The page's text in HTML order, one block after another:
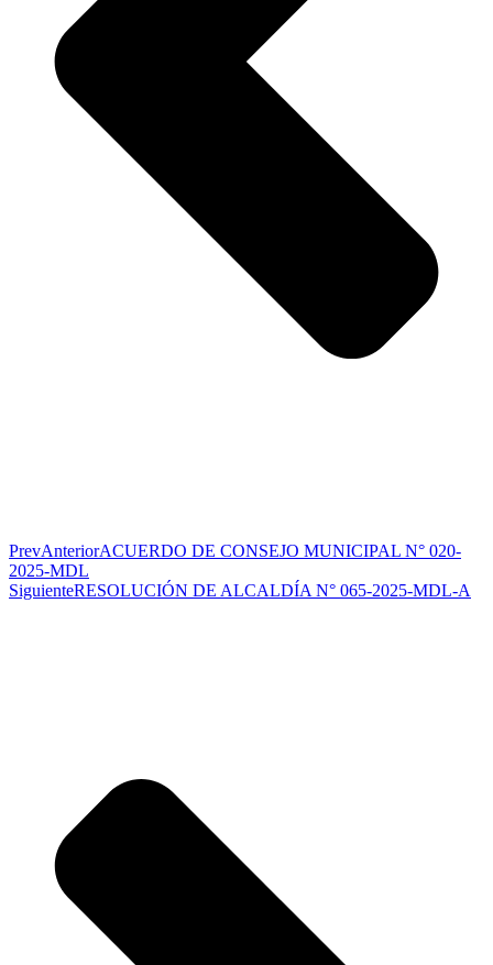
PrevAnteriorACUERDO DE CONSEJO MUNICIPAL N° 020-
2025-MDL
SiguienteRESOLUCIÓN DE ALCALDÍA N° 065-2025-MDL-A